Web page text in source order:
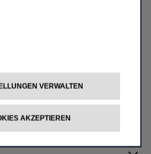
VERWALTEN
AKZEPTIEREN